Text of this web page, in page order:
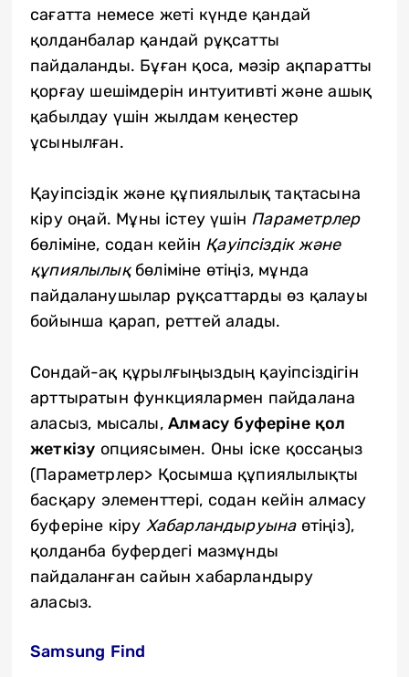
сағатта немесе жеті күнде қандай
қолданбалар қандай рұқсатты
пайдаланды. Бұған қоса, мәзір ақпаратты
қорғау шешімдерін интуитивті және ашық
қабылдау үшін жылдам кеңестер
ұсынылған.
Қауіпсіздік және құпиялылық тақтасына
кіру оңай. Мұны істеу үшін Параметрлер
бөліміне, содан кейін Қауіпсіздік және
құпиялылықбөліміне өтіңіз, мұнда
пайдаланушылар рұқсаттарды өз қалауы
бойынша қарап, реттей алады.
Сондай-ақ құрылғыңыздың қауіпсіздігін
арттыратын функциялармен пайдалана
аласыз, мысалы,Алмасу буферіне қол
жеткізу опциясымен. Оны іске қоссаңыз
(Параметрлер> Қосымша құпиялылықты
басқару элементтері, содан кейін алмасу
буферіне кіру Хабарландыруынаөтіңіз),
қолданба буфердегі мазмұнды
пайдаланған сайын хабарландыру
аласыз.
Samsung Find